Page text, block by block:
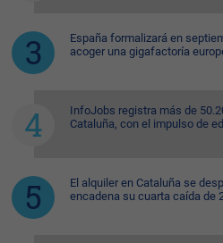
España formalizará en
acoger una gigafactoría
InfoJobs registra más de
Cataluña, con el impulso de
El alquiler en Cataluña se
encadena su cuarta caída de